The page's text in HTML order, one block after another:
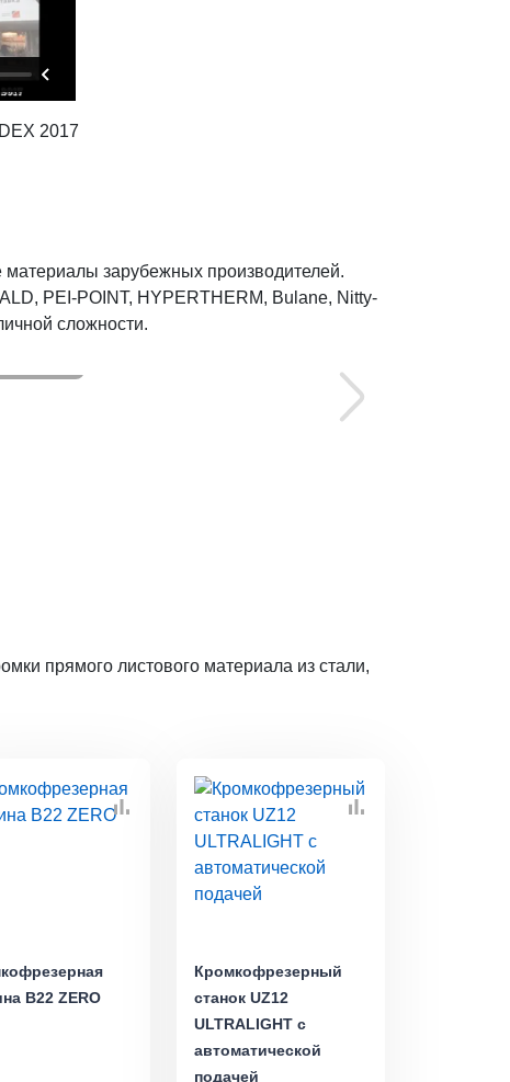
2017
зарубежных производителей.
PEI-POINT, HYPERTHERM, Bulane, Nitty-
сложности.
прямого листового материала из стали,
B22 ZERO
Кромкофрезерный
станок UZ12
ULTRALIGHT с
автоматической
подачей